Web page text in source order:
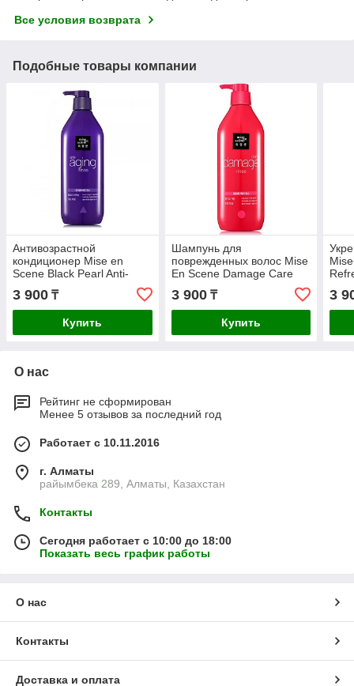
Все условия возврата
Подобные товары компании
Антивозрастной
кондиционер Mise en
Scene Black Pearl Anti-
aging Full and Thick
Conditioner,680мл
3 900 ₸
Купить
Шампунь для
поврежденных волос Mise
En Scene Damage Care
Shampoo,680мл
3 900₸
Купить
3
О нас
Рейтинг не сформирован
Менее 5 отзывов за последний год
Работает с 10.11.2016
г. Алматы
райымбека 289, Алматы, Казахстан
Контакты
Сегодня работает с 10:00 до 18:00
Показать весь график работы
О нас
Контакты
Доставка и оплата